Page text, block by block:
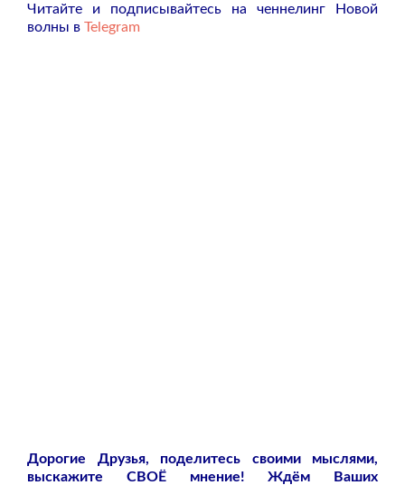
Читайте и подписывайтесь на ченнелинг Новой
волны в Telegram
Дорогие Друзья, поделитесь своими мыслями,
выскажите СВОЁ мнение! Ждём Ваших